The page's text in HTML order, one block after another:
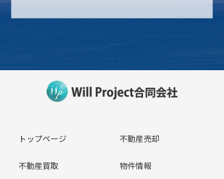
トップページ 不動産売却
不動産買取 物件情報